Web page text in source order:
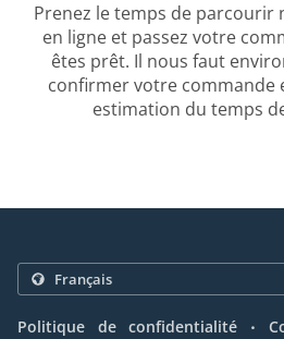
Prenez le temps de
en ligne et passez votre
êtes prêt. Il nous faut
confirmer votre commande
estimation du temps
Politique de confidentialité .